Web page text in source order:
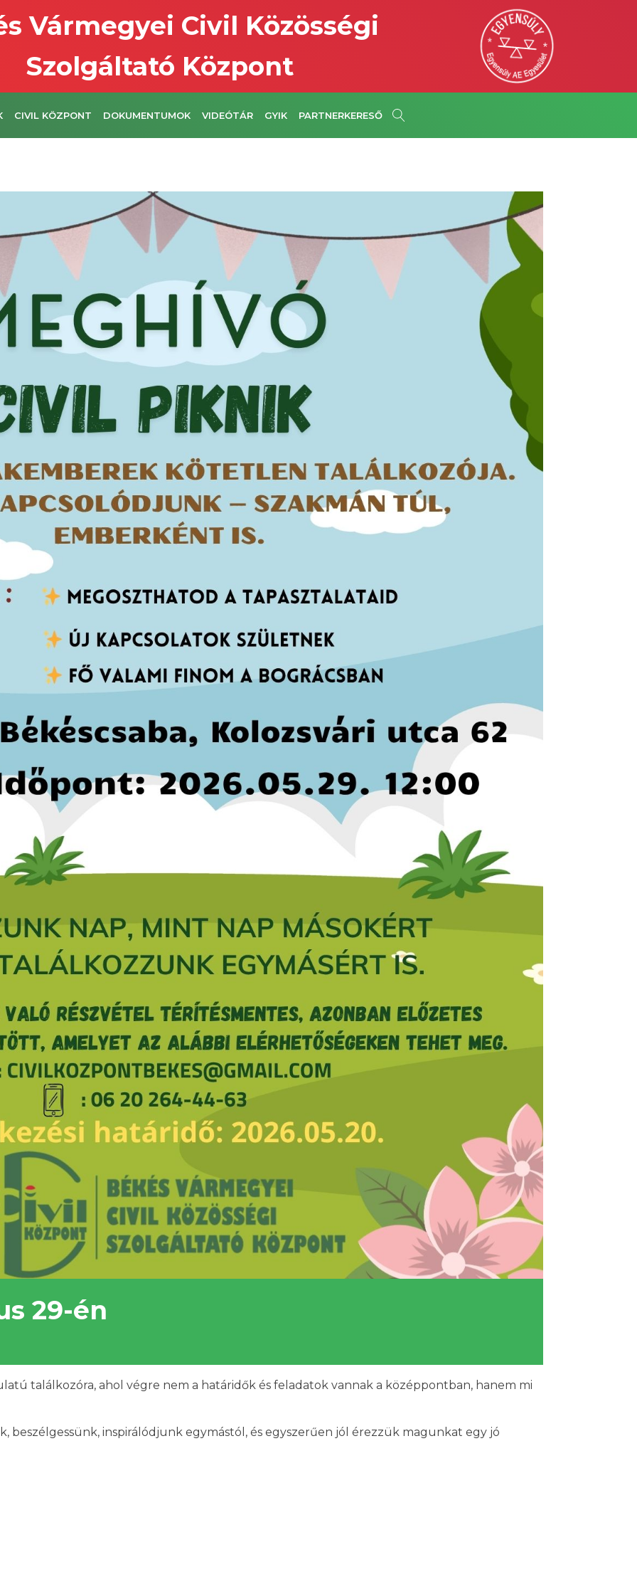
Vármegyei Civil Közösségi
Szolgáltató Központ
CIVIL KÖZPONT DOKUMENTUMOK VIDEÓTÁR GYIK PARTNERKERESŐ
29-én
találkozóra, ahol végre nem a határidők és feladatok vannak a középpontban, hanem mi
beszélgessünk, inspirálódjunk egymástól, és egyszerűen jól érezzük magunkat egy jó